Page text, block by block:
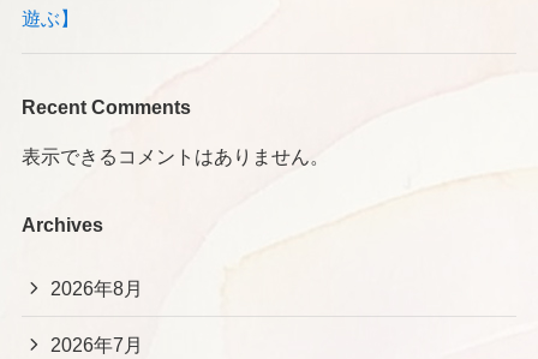
遊ぶ】
Recent Comments
表示できるコメントはありません。
Archives
2026年8月
2026年7月